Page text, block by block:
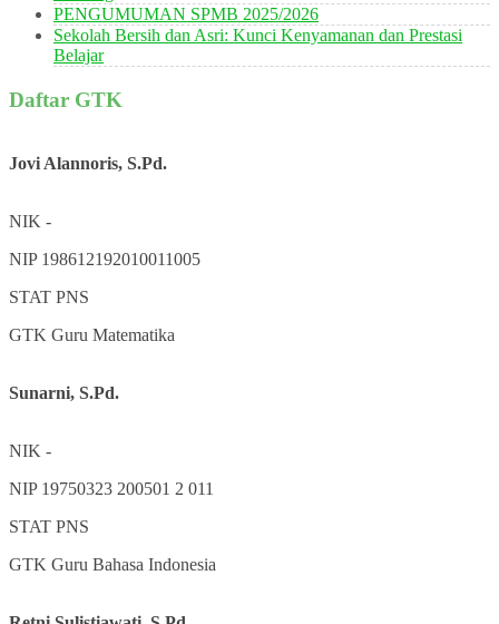
PENGUMUMAN SPMB 2025/2026
Sekolah Bersih dan Asri: Kunci Kenyamanan dan Prestasi
Belajar
Daftar GTK
Jovi Alannoris, S.Pd.
NIK -
NIP 198612192010011005
STAT PNS
GTK Guru Matematika
Sunarni, S.Pd.
NIK -
NIP 19750323 200501 2 011
STAT PNS
GTK Guru Bahasa Indonesia